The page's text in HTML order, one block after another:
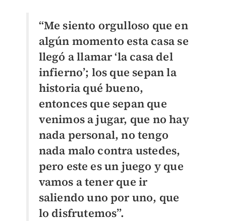
“Me siento orgulloso que en
algún momento esta casa se
llegó a llamar ‘la casa del
infierno’; los que sepan la
historia qué bueno,
entonces que sepan que
venimos a jugar, que no hay
nada personal, no tengo
nada malo contra ustedes,
pero este es un juego y que
vamos a tener que ir
saliendo uno por uno, que
lo disfrutemos”.